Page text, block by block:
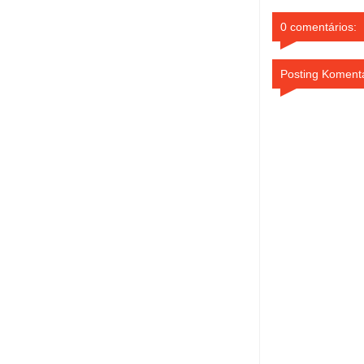
0 comentários:
Posting